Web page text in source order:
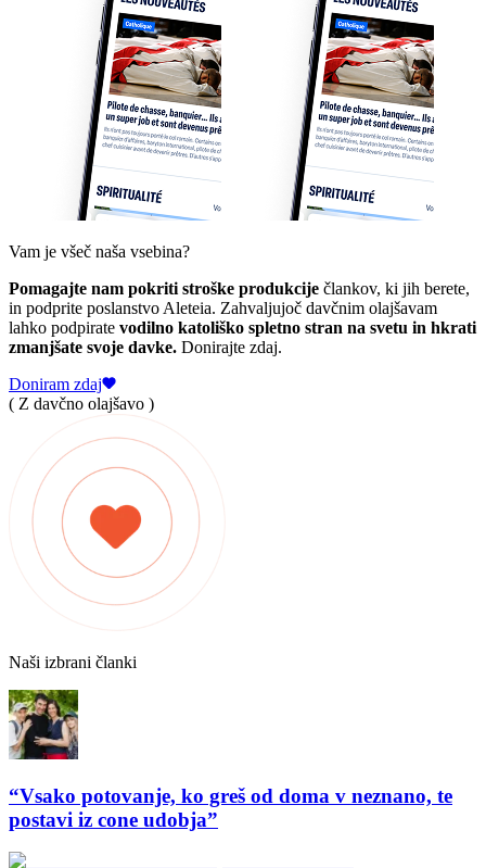
Vam je všeč naša vsebina?
Pomagajte nam pokriti stroške produkcije člankov, ki jih berete,
in podprite poslanstvo Aleteia. Zahvaljujoč davčnim olajšavam
lahko podpirate vodilno katoliško spletno stran na svetu in hkrati
zmanjšate svoje davke. Donirajte zdaj.
Doniram zdaj
( Z davčno olajšavo )
Naši izbrani članki
“Vsako potovanje, ko greš od doma v neznano, te
postavi iz cone udobja”